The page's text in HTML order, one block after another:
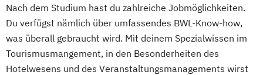
Nach dem Studium hast du zahlreiche Jobmöglichkeiten.
Du verfügst nämlich über umfassendes BWL-Know-how,
was überall gebraucht wird. Mit deinem Spezialwissen im
Tourismusmangement, in den Besonderheiten des
Hotelwesens und des Veranstaltungsmanagements wirst